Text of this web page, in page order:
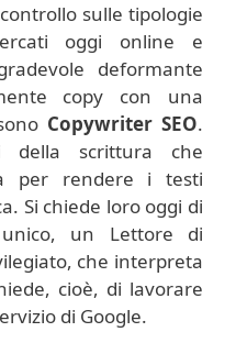
sulle tipologie
oggi online e
deformante
copy con una
Copywriter SEO.
della scrittura che
per rendere i testi
Si chiede loro oggi di
un Lettore di
che interpreta
cioè, di lavorare
di Google.